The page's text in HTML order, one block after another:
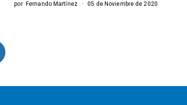
por Fernando Martínez 05 de Noviembre de 2020